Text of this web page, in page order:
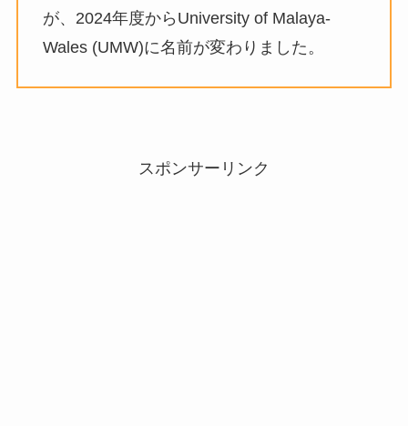
が、2024年度からUniversity of Malaya-
Wales (UMW)に名前が変わりました。
スポンサーリンク